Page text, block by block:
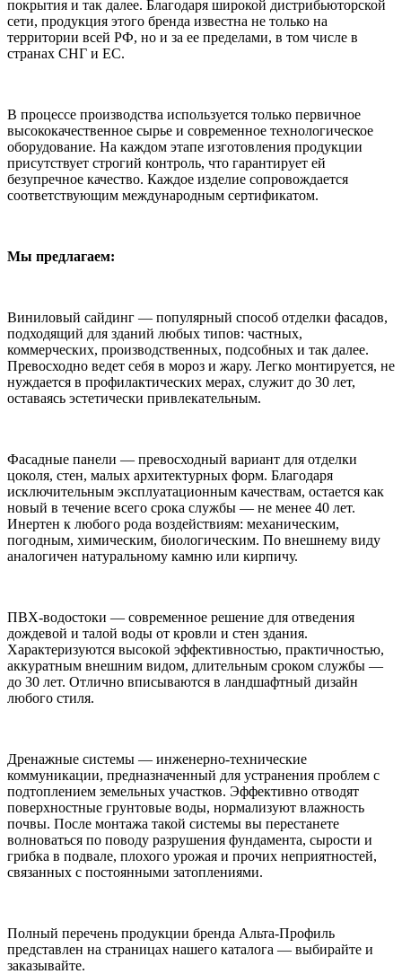
покрытия и так далее. Благодаря широкой дистрибьюторской
сети, продукция этого бренда известна не только на
территории всей РФ, но и за ее пределами, в том числе в
странах СНГ и ЕС.
В процессе производства используется только первичное
высококачественное сырье и современное технологическое
оборудование. На каждом этапе изготовления продукции
присутствует строгий контроль, что гарантирует ей
безупречное качество. Каждое изделие сопровождается
соответствующим международным сертификатом.
Мы предлагаем:
Виниловый сайдинг — популярный способ отделки фасадов,
подходящий для зданий любых типов: частных,
коммерческих, производственных, подсобных и так далее.
Превосходно ведет себя в мороз и жару. Легко монтируется, не
нуждается в профилактических мерах, служит до 30 лет,
оставаясь эстетически привлекательным.
Фасадные панели — превосходный вариант для отделки
цоколя, стен, малых архитектурных форм. Благодаря
исключительным эксплуатационным качествам, остается как
новый в течение всего срока службы — не менее 40 лет.
Инертен к любого рода воздействиям: механическим,
погодным, химическим, биологическим. По внешнему виду
аналогичен натуральному камню или кирпичу.
ПВХ-водостоки — современное решение для отведения
дождевой и талой воды от кровли и стен здания.
Характеризуются высокой эффективностью, практичностью,
аккуратным внешним видом, длительным сроком службы —
до 30 лет. Отлично вписываются в ландшафтный дизайн
любого стиля.
Дренажные системы — инженерно-технические
коммуникации, предназначенный для устранения проблем с
подтоплением земельных участков. Эффективно отводят
поверхностные грунтовые воды, нормализуют влажность
почвы. После монтажа такой системы вы перестанете
волноваться по поводу разрушения фундамента, сырости и
грибка в подвале, плохого урожая и прочих неприятностей,
связанных с постоянными затоплениями.
Полный перечень продукции бренда Альта-Профиль
представлен на страницах нашего каталога — выбирайте и
заказывайте.